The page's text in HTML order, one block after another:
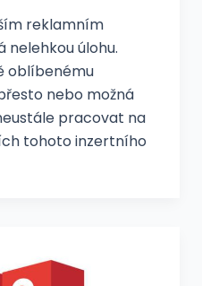
reklamním
nelehkou úlohu.
oblíbenému
nebo možná
pracovat na
tohoto inzertního